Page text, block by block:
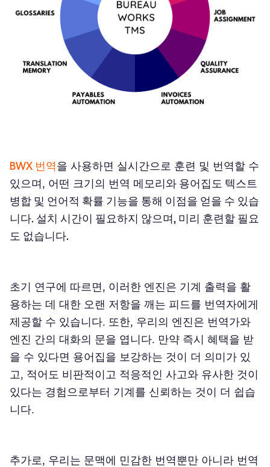
BWX 번역을 사용하면 실시간으로 훈련 및 번역할 수
있으며, 어떤 크기의 번역 메모리와 용어집도 텍스트
병합 및 언어적 확률 기능을 통해 이점을 얻을 수 있습
니다. 설치 시간이 필요하지 않으며, 미리 훈련할 필요
도 없습니다.
초기 연구에 따르면, 이러한 엔진은 기계 출력을 활
용하는 데 대한 오랜 저항을 깨는 피드를 번역자에게
제공할 수 있습니다. 또한, 우리의 엔진은 번역가와
엔진 간의 대화의 문을 엽니다. 만약 즉시 혜택을 받
을 수 있다면 용어집을 보강하는 것이 더 의미가 있
고, 적어도 비판적이고 적응적인 사고와 유사한 것이
있다는 경험으로부터 기계를 신뢰하는 것이 더 쉽습
니다.
추가로, 우리는 문맥에 민감한 번역뿐만 아니라 번역